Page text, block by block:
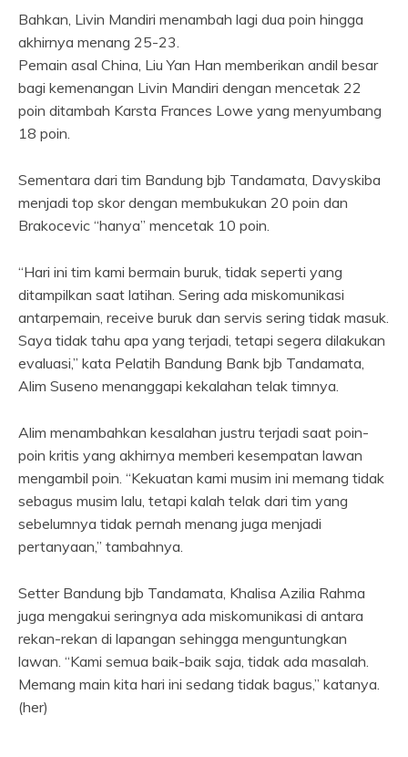
Bahkan, Livin Mandiri menambah lagi dua poin hingga
akhirnya menang 25-23.
Pemain asal China, Liu Yan Han memberikan andil besar
bagi kemenangan Livin Mandiri dengan mencetak 22
poin ditambah Karsta Frances Lowe yang menyumbang
18 poin.
Sementara dari tim Bandung bjb Tandamata, Davyskiba
menjadi top skor dengan membukukan 20 poin dan
Brakocevic “hanya” mencetak 10 poin.
“Hari ini tim kami bermain buruk, tidak seperti yang
ditampilkan saat latihan. Sering ada miskomunikasi
antarpemain, receive buruk dan servis sering tidak masuk.
Saya tidak tahu apa yang terjadi, tetapi segera dilakukan
evaluasi,” kata Pelatih Bandung Bank bjb Tandamata,
Alim Suseno menanggapi kekalahan telak timnya.
Alim menambahkan kesalahan justru terjadi saat poin-
poin kritis yang akhirnya memberi kesempatan lawan
mengambil poin. “Kekuatan kami musim ini memang tidak
sebagus musim lalu, tetapi kalah telak dari tim yang
sebelumnya tidak pernah menang juga menjadi
pertanyaan,” tambahnya.
Setter Bandung bjb Tandamata, Khalisa Azilia Rahma
juga mengakui seringnya ada miskomunikasi di antara
rekan-rekan di lapangan sehingga menguntungkan
lawan. “Kami semua baik-baik saja, tidak ada masalah.
Memang main kita hari ini sedang tidak bagus,” katanya.
(her)